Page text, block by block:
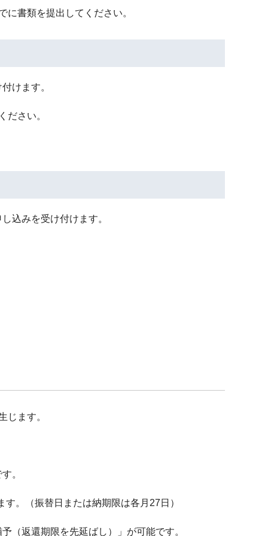
に書類を提出してください。
けます。
ださい。
込みを受け付けます。
じます。
。
。（振替日または納期限は各月27日）
（返還期限を先延ばし）」が可能です。